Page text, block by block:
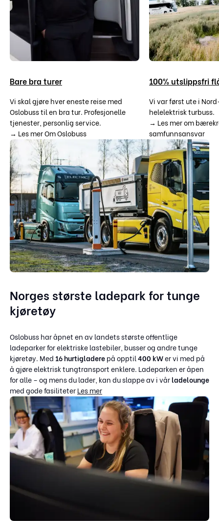
Bare bra turer
Vi skal gjøre hver eneste reise med
Oslobuss til en bra tur. Profesjonelle
tjenester, personlig service.
→ Les mer Om Oslobuss
100% utslippsfri
Vi var først ute i
helelektrisk turbuss.
→ Les mer om
samfunnsansvar
Norges største ladepark for tunge
kjøretøy
Oslobuss har åpnet en av landets største offentlige
ladeparker for elektriske lastebiler, busser og andre tunge
kjøretøy. Med 16 hurtigladerepå opptil400 kWer vi med på
å gjøre elektrisk tungtransport enklere. Ladeparken er åpen
for alle – og mens du lader, kan du slappe av i vårladelounge
med gode fasiliteterLes mer